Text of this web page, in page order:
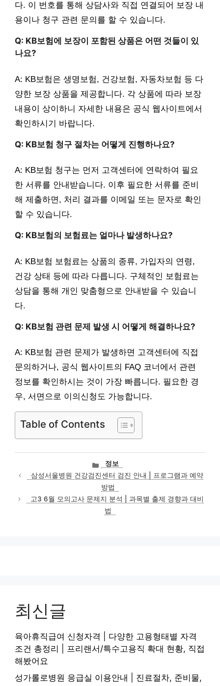
다. 이 번호를 통해 상담사와 직접 연결되어 보장 내
용이나 청구 관련 문의를 할 수 있습니다.
Q: KB보험에 보장이 포함된 상품은 어떤 것들이 있
나요?
A: KB보험은 생명보험, 건강보험, 자동차보험 등 다
양한 보장 상품을 제공합니다. 각 상품에 따라 보장
내용이 상이하니 자세한 내용은 공식 웹사이트에서
확인하시기 바랍니다.
Q: KB보험 청구 절차는 어떻게 진행하나요?
A: KB보험 청구는 먼저 고객센터에 연락하여 필요
한 서류를 안내받습니다. 이후 필요한 서류를 준비
해 제출하면, 처리 결과를 이메일 또는 문자로 확인
할 수 있습니다.
Q: KB보험의 보험료는 얼마나 발생하나요?
A: KB보험 보험료는 상품의 종류, 가입자의 연령,
건강 상태 등에 따라 다릅니다. 구체적인 보험료는
상담을 통해 개인 맞춤형으로 안내받을 수 있습니
다.
Q: KB보험 관련 문제 발생 시 어떻게 해결하나요?
A: KB보험 관련 문제가 발생하면 고객센터에 직접
문의하거나, 공식 웹사이트의 FAQ 코너에서 관련
정보를 확인하시는 것이 가장 빠릅니다. 필요한 경
우, 서면으로 이의신청도 가능합니다.
Table of Contents
카
테
고
리
정보
삼성서울병원 건강검진센터 검진 안내 | 프로그램과 예약
방법
고3 6월 모의고사 문제지 분석 | 과목별 출제 경향과 대비
법
최신글
육아휴직급여 신청자격 | 다양한 고용형태별 자격
조건 총정리 | 프리랜서/특수고용직 확대 현황, 직접
해봤어요
성가롤로병원 응급실 이용안내 | 진료절차, 준비물,